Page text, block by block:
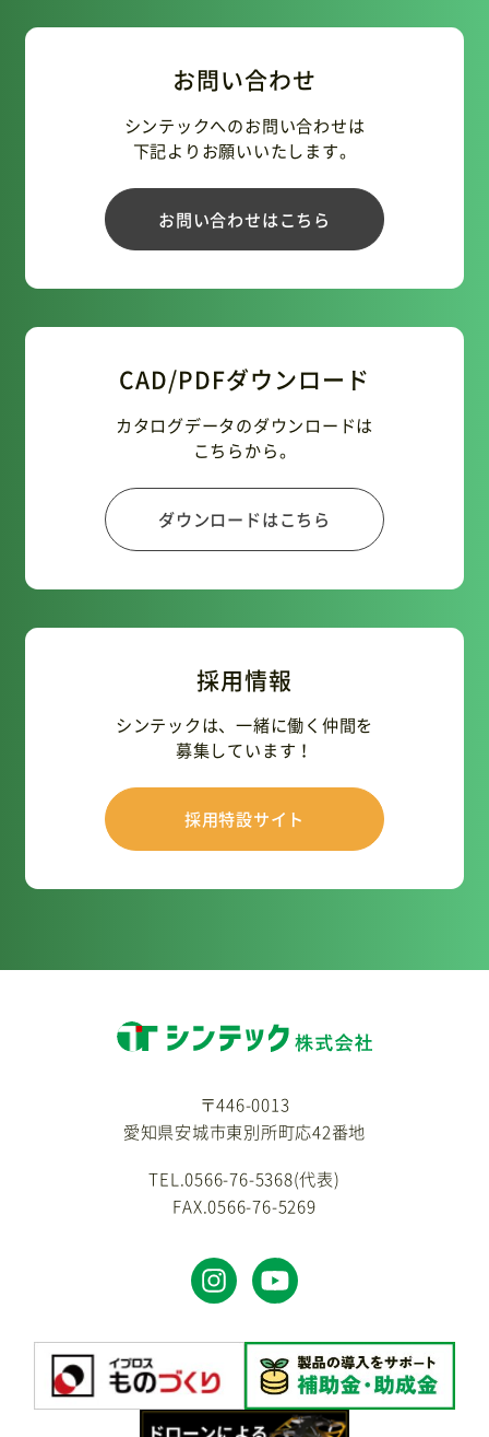
お問い合わせ
シンテックへのお問い合わせは
下記よりお願いいたします。
お問い合わせはこちら
CAD/PDFダウンロード
カタログデータのダウンロードは
こちらから。
ダウンロードはこちら
採用情報
シンテックは、一緒に働く仲間を
募集しています！
採用特設サイト
〒446-0013
愛知県安城市東別所町応42番地
TEL.0566-76-5368(代表)
FAX.0566-76-5269